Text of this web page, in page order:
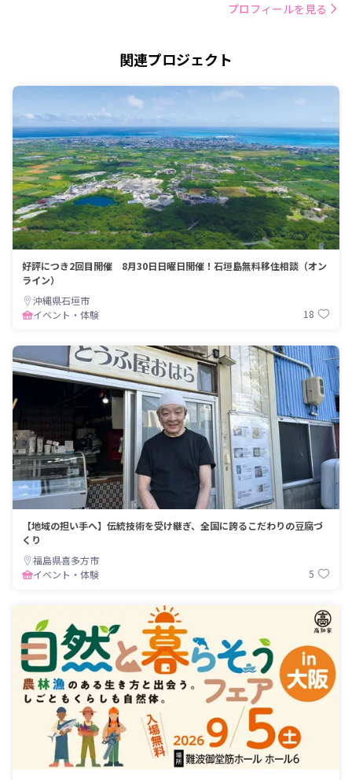
プロフィールを見る
関連プロジェクト
好評につき2回目開催 8月30日日曜日開催！石垣島無料移住相談（オン
ライン）
沖縄県石垣市
イベント・体験
18
【地域の担い手へ】伝統技術を受け継ぎ、全国に誇るこだわりの豆腐づ
くり
福島県喜多方市
イベント・体験
5